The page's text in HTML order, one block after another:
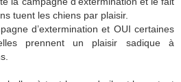
tuent les chiens par plaisir.
d’extermination et OUI certaines
prennent un plaisir sadique à